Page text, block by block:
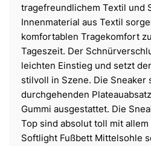
tragefreundlichem Textil und
Innenmaterial aus Textil
komfortablen Tragekomfort
Tageszeit. Der
leichten Einstieg und setzt
stilvoll in Szene. Die Sneaker
durchgehenden
Gummi ausgestattet. Die
Top sind absolut toll mit
Softlight Fußbett Mittelsohle